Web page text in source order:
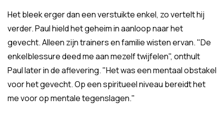
Het bleek erger dan een verstuikte enkel, zo vertelt hij
verder. Paul hield het geheim in aanloop naar het
gevecht. Alleen zijn trainers en familie wisten ervan. "De
enkelblessure deed me aan mezelf twijfelen", onthult
Paul later in de aflevering. "Het was een mentaal obstakel
voor het gevecht. Op een spiritueel niveau bereidt het
me voor op mentale tegenslagen."